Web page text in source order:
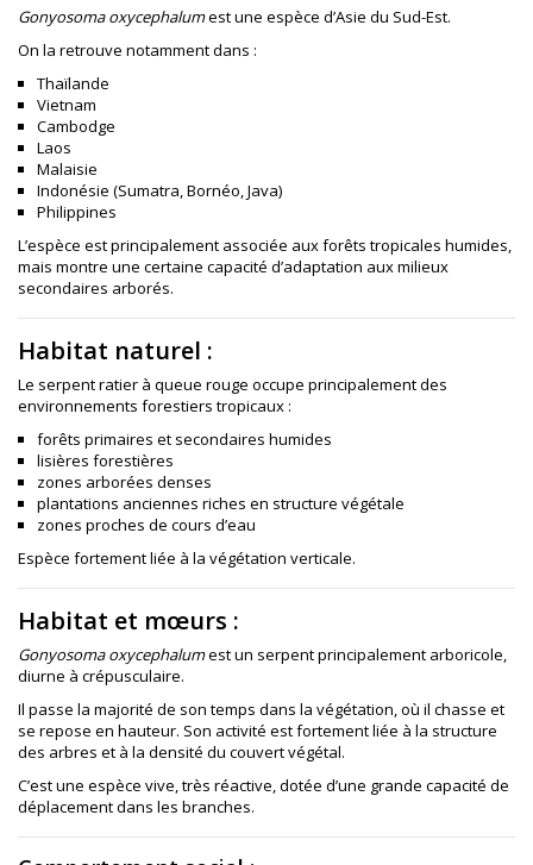
Gonyosoma oxycephalumest une espèce d’Asie du Sud-Est.
On la retrouve notamment dans :
Thaïlande
Vietnam
Cambodge
Laos
Malaisie
Indonésie (Sumatra, Bornéo, Java)
Philippines
L’espèce est principalement associée aux forêts tropicales humides,
mais montre une certaine capacité d’adaptation aux milieux
secondaires arborés.
Habitat naturel :
Le serpent ratier à queue rouge occupe principalement des
environnements forestiers tropicaux :
forêts primaires et secondaires humides
lisières forestières
zones arborées denses
plantations anciennes riches en structure végétale
zones proches de cours d’eau
Espèce fortement liée à la végétation verticale.
Habitat et mœurs :
Gonyosoma oxycephalumest un serpent principalement arboricole,
diurne à crépusculaire.
Il passe la majorité de son temps dans la végétation, où il chasse et
se repose en hauteur. Son activité est fortement liée à la structure
des arbres et à la densité du couvert végétal.
C’est une espèce vive, très réactive, dotée d’une grande capacité de
déplacement dans les branches.